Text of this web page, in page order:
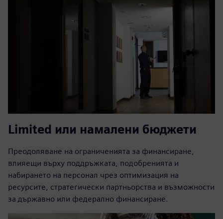
Limited или намалени бюджети
Преодоляване на ограниченията за финансиране,
влияещи върху поддръжката, подобренията и
набирането на персонал чрез оптимизация на
ресурсите, стратегически партньорства и възможности
за държавно или федерално финансиране.